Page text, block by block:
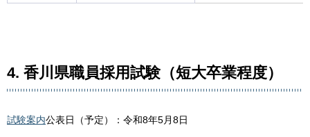
4. 香川県職員採用試験（短大卒業程度）
試験案内公表日（予定）：令和8年5月8日